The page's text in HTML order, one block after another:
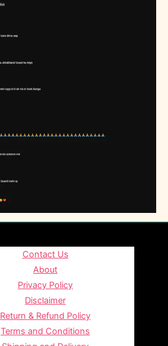
Contact Us
About
Privacy Policy
Disclaimer
Return & Refund Policy
Terms and Conditions